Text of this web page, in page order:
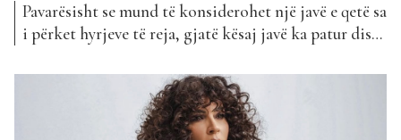
Pavarësisht se mund të konsiderohet një javë e qetë sa
i përket hyrjeve të reja, gjatë kësaj javë ka patur disa
E këtu e kemi fjalën tek pozicionimi në Top 5. Kreu i
javës edhe këtë herë ka mbetur i njëjtë, me Gjestin...